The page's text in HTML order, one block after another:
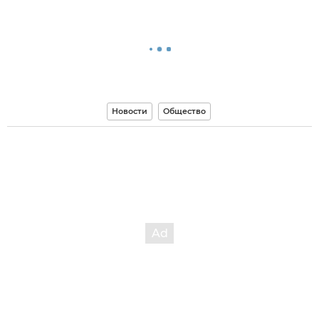
Новости Общество